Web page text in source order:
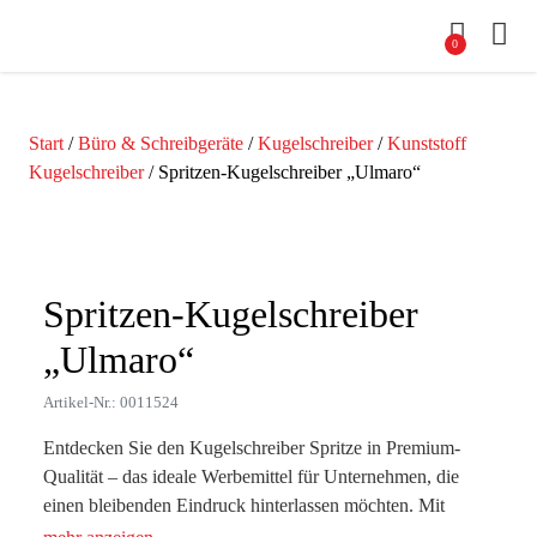
0
Start /Büro & Schreibgeräte /Kugelschreiber/Kunststoff
Kugelschreiber/ Spritzen-Kugelschreiber „Ulmaro“
Spritzen-Kugelschreiber
„Ulmaro“
Artikel-Nr.: 0011524
Entdecken Sie den Kugelschreiber Spritze in Premium-
Qualität – das ideale Werbemittel für Unternehmen, die
einen bleibenden Eindruck hinterlassen möchten. Mit